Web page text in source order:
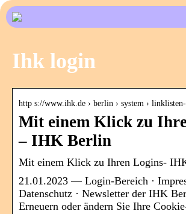
Ihk login
http s://www.ihk.de › berlin › system ›
Mit einem Klick zu
– IHK Berlin
Mit einem Klick zu Ihren Logins-
21.01.2023 — Login-Bereich ·
Datenschutz · Newsletter der IHK
Erneuern oder ändern Sie Ihre